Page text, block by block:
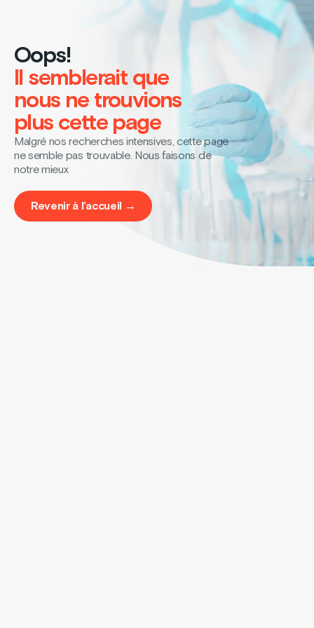
Oops!
Il semblerait que
nous ne trouvions
plus cette page
Malgré nos recherches intensives, cette page
ne semble pas trouvable. Nous faisons de
notre mieux
Revenir à l’accueil →